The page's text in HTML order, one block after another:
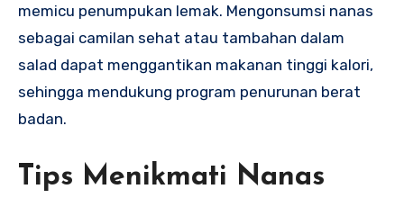
memicu penumpukan lemak. Mengonsumsi nanas
sebagai camilan sehat atau tambahan dalam
salad dapat menggantikan makanan tinggi kalori,
sehingga mendukung program penurunan berat
badan.
Tips Menikmati Nanas